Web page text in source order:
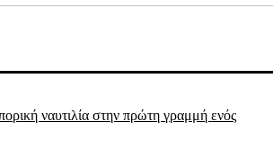
ναυτιλία στην πρώτη γραμμή ενός